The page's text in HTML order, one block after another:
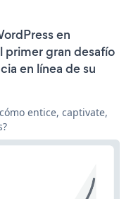
en
primer gran desafío
en línea de su
entice, captivate,